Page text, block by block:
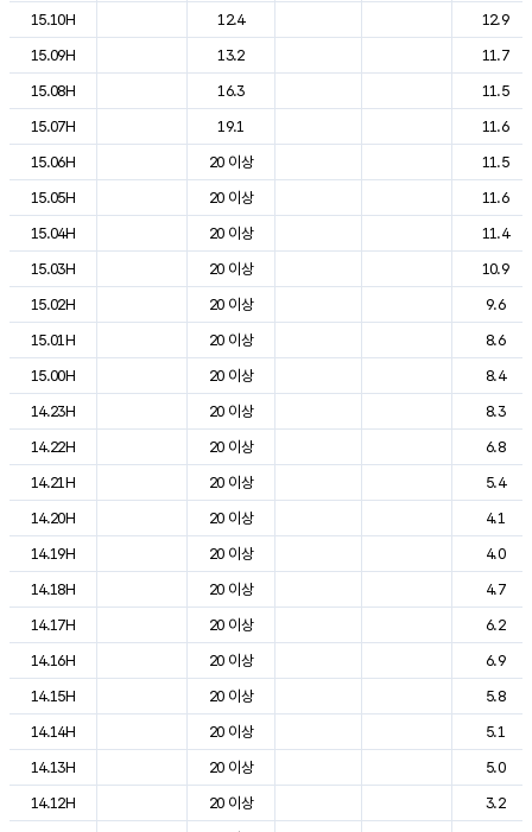
15.10H
12.4
12.9
15.09H
13.2
11.7
15.08H
16.3
11.5
15.07H
19.1
11.6
15.06H
20 이상
11.5
15.05H
20 이상
11.6
15.04H
20 이상
11.4
15.03H
20 이상
10.9
15.02H
20 이상
9.6
15.01H
20 이상
8.6
15.00H
20 이상
8.4
14.23H
20 이상
8.3
14.22H
20 이상
6.8
14.21H
20 이상
5.4
14.20H
20 이상
4.1
14.19H
20 이상
4.0
14.18H
20 이상
4.7
14.17H
20 이상
6.2
14.16H
20 이상
6.9
14.15H
20 이상
5.8
14.14H
20 이상
5.1
14.13H
20 이상
5.0
14.12H
20 이상
3.2